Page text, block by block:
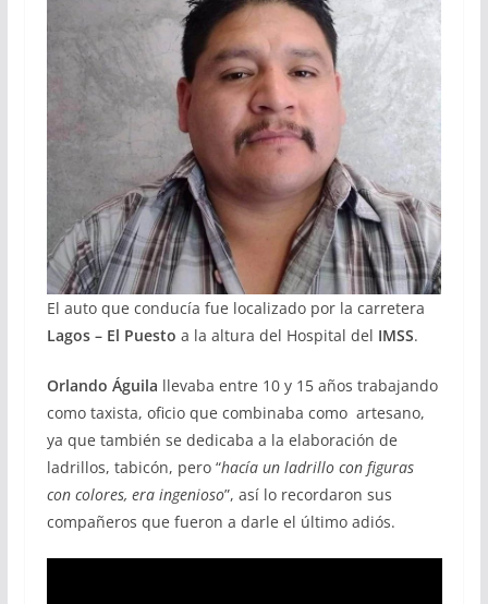
El auto que conducía fue localizado por la carretera
Lagos – El Puesto a la altura del Hospital del IMSS.
Orlando Águila llevaba entre 10 y 15 años trabajando
como taxista, oficio que combinaba como artesano,
ya que también se dedicaba a la elaboración de
ladrillos, tabicón, pero “hacía un ladrillo con figuras
con colores, era ingenioso”, así lo recordaron sus
compañeros que fueron a darle el último adiós.